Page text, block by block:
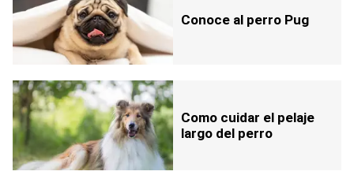
Conoce al perro Pug
Como cuidar el pelaje
largo del perro